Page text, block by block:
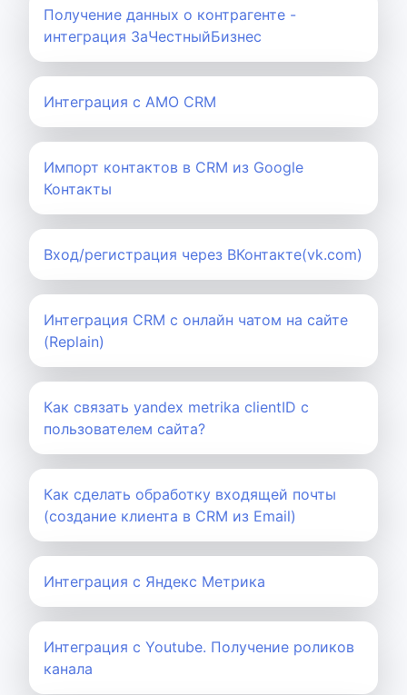
Получение данных о контрагенте -
интеграция ЗаЧестныйБизнес
Интеграция с AMO CRM
Импорт контактов в CRM из Google
Контакты
Вход/регистрация через ВКонтакте(vk.com)
Интеграция CRM с онлайн чатом на сайте
(Replain)
Как связать yandex metrika clientID с
пользователем сайта?
Как сделать обработку входящей почты
(создание клиента в CRM из Email)
Интеграция с Яндекс Метрика
Интеграция с Youtube. Получение роликов
канала